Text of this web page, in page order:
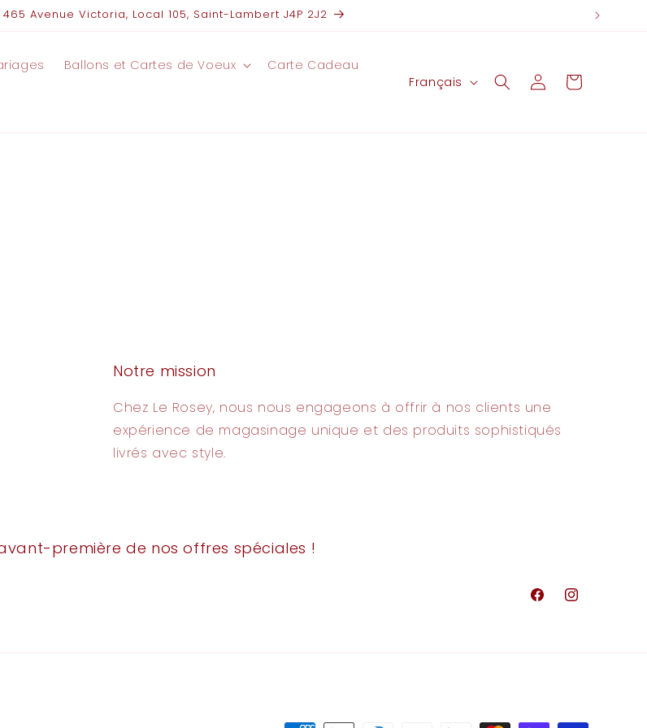
Avenue Victoria, Local 105, Saint-Lambert J4P 2J2
Ballons et Cartes de Voeux Carte Cadeau
Français ConnexionPanier
Notre mission
Chez Le Rosey, nous nous engageons à offrir à nos clients une
expérience de magasinage unique et des produits sophistiqués
livrés avec style.
première de nos offres spéciales !
FacebookInstagram